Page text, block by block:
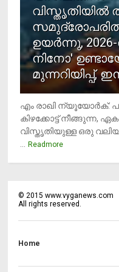
വിസ്തൃതിയില്‍
ഉയര്‍ന്നു,
നിനോ'
മുന്നറിയിപ്പ്,
എം രാഖി ന്യൂയോര്‍ക്:
കിഴക്കോട്ട് നീങ്ങുന്ന,
വിസ്തൃതിയുള്ള ഒരു
... Readmore
©2015 www.vyganews.com
All rights reserved.
Home